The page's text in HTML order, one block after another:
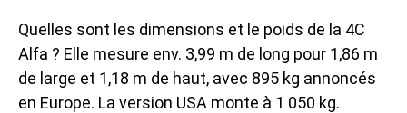
Quelles sont les dimensions et le poids de la 4C
Alfa ? Elle mesure env. 3,99 m de long pour 1,86 m
de large et 1,18 m de haut, avec 895 kg annoncés
en Europe. La version USA monte à 1 050 kg.